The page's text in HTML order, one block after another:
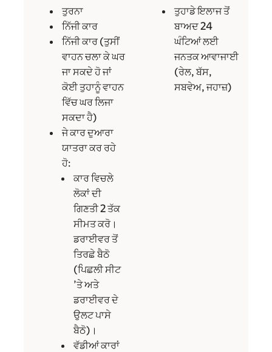
ਤੁਰਨਾ
ਨਿੱਜੀ ਕਾਰ
ਨਿੱਜੀ ਕਾਰ (ਤੁਸੀਂ
ਵਾਹਨ ਚਲਾ ਕੇ ਘਰ
ਜਾ ਸਕਦੇ ਹੋ ਜਾਂ
ਕੋਈ ਤੁਹਾਨੂੰ ਵਾਹਨ
ਵਿੱਚ ਘਰ ਲਿਜਾ
ਸਕਦਾ ਹੈ)
ਜੇ ਕਾਰ ਦੁਆਰਾ
ਯਾਤਰਾ ਕਰ ਰਹੇ
ਹੋ:
ਕਾਰ ਵਿਚਲੇ
ਲੋਕਾਂ ਦੀ
ਗਿਣਤੀ 2 ਤੱਕ
ਸੀਮਤ ਕਰੋ।
ਡਰਾਈਵਰ ਤੋਂ
ਤਿਰਛੇ ਬੈਠੋ
(ਪਿਛਲੀ ਸੀਟ
’ਤੇ ਅਤੇ
ਡਰਾਈਵਰ ਦੇ
ਉਲਟ ਪਾਸੇ
ਬੈਠੋ)।
ਵੱਡੀਆਂ ਕਾਰਾਂ
ਤੁਹਾਡੇ ਇਲਾਜ ਤੋਂ
ਬਾਅਦ 24
ਘੰਟਿਆਂ ਲਈ
ਜਨਤਕ ਆਵਾਜਾਈ
(ਰੇਲ, ਬੱਸ,
ਸਬਵੇਅ, ਜਹਾਜ਼)